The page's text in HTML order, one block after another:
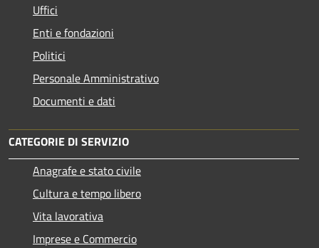
Uffici
Enti e fondazioni
Politici
Personale Amministrativo
Documenti e dati
CATEGORIE DI SERVIZIO
Anagrafe e stato civile
Cultura e tempo libero
Vita lavorativa
Imprese e Commercio